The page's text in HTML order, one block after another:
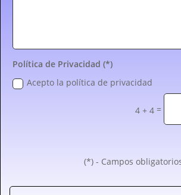
Política de Privacidad (*)
Acepto la política de privacidad
4 + 4 =
(*) - Campos